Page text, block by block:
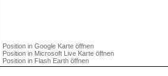
Position in Google Karte öffnen
Position in Microsoft Live Karte öffnen
Position in Flash Earth öffnen